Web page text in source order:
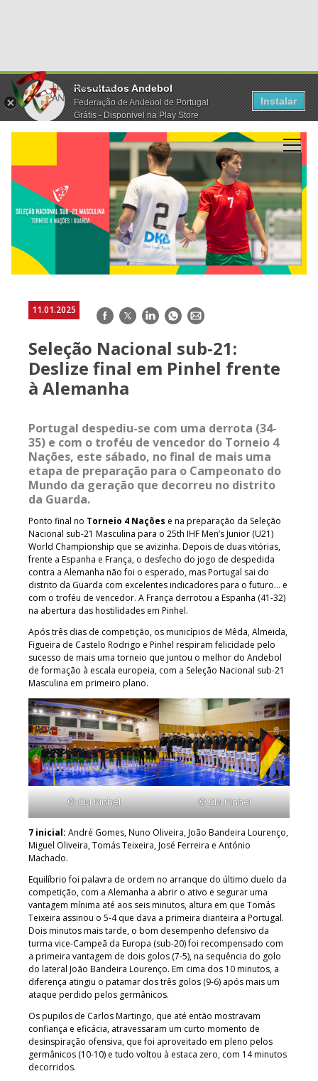
Resultados Andebol
Federação de Andebol de Portugal
Grátis - Disponivel na Play Store
Instalar
11.01.2025 Facebook
TwitterLinkedInWhatsApp
E-
Seleção Nacional sub-21:
Deslize final em Pinhel frente
à Alemanha
Portugal despediu-se com uma derrota (34-
35) e com o troféu de vencedor do Torneio 4
Nações, este sábado, no final de mais uma
etapa de preparação para o Campeonato do
Mundo da geração que decorreu no distrito
da Guarda.
Ponto final no Torneio 4 Nações e na preparação da Seleção
Nacional sub-21 Masculina para o 25th IHF Men’s Junior (U21)
World Championship que se avizinha. Depois de duas vitórias,
frente a Espanha e França, o desfecho do jogo de despedida
contra a Alemanha não foi o esperado, mas Portugal sai do
distrito da Guarda com excelentes indicadores para o futuro… e
com o troféu de vencedor. A França derrotou a Espanha (41-32)
na abertura das hostilidades em Pinhel.
Após três dias de competição, os municípios de Mêda, Almeida,
Figueira de Castelo Rodrigo e Pinhel respiram felicidade pelo
sucesso de mais uma torneio que juntou o melhor do Andebol
de formação à escala europeia, com a Seleção Nacional sub-21
Masculina em primeiro plano.
© CM Pinhel © CM Pinhel
7 inicial: André Gomes, Nuno Oliveira, João Bandeira Lourenço,
Miguel Oliveira, Tomás Teixeira, José Ferreira e António
Machado.
Equilíbrio foi palavra de ordem no arranque do último duelo da
competição, com a Alemanha a abrir o ativo e segurar uma
vantagem mínima até aos seis minutos, altura em que Tomás
Teixeira assinou o 5-4 que dava a primeira dianteira a Portugal.
Dois minutos mais tarde, o bom desempenho defensivo da
turma vice-Campeã da Europa (sub-20) foi recompensado com
a primeira vantagem de dois golos (7-5), na sequência do golo
do lateral João Bandeira Lourenço. Em cima dos 10 minutos, a
diferença atingiu o patamar dos três golos (9-6) após mais um
ataque perdido pelos germânicos.
Os pupilos de Carlos Martingo, que até então mostravam
confiança e eficácia, atravessaram um curto momento de
desinspiração ofensiva, que foi aproveitado em pleno pelos
germânicos (10-10) e tudo voltou à estaca zero, com 14 minutos
decorridos.